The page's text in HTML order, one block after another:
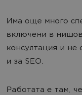
Има още много
включени в
консултация и не
и за SEO.
Работата е там,